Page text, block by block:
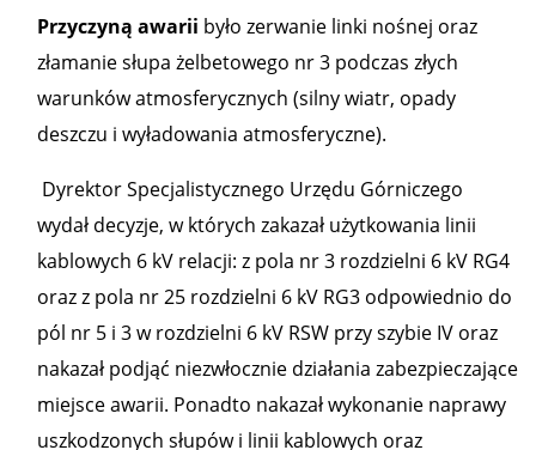
Przyczyną awarii było zerwanie linki nośnej oraz
złamanie słupa żelbetowego nr 3 podczas złych
warunków atmosferycznych (silny wiatr, opady
deszczu i wyładowania atmosferyczne).
Dyrektor Specjalistycznego Urzędu Górniczego
wydał decyzje, w których zakazał użytkowania linii
kablowych 6 kV relacji: z pola nr 3 rozdzielni 6 kV RG4
oraz z pola nr 25 rozdzielni 6 kV RG3 odpowiednio do
pól nr 5 i 3 w rozdzielni 6 kV RSW przy szybie IV oraz
nakazał podjąć niezwłocznie działania zabezpieczające
miejsce awarii. Ponadto nakazał wykonanie naprawy
uszkodzonych słupów i linii kablowych oraz